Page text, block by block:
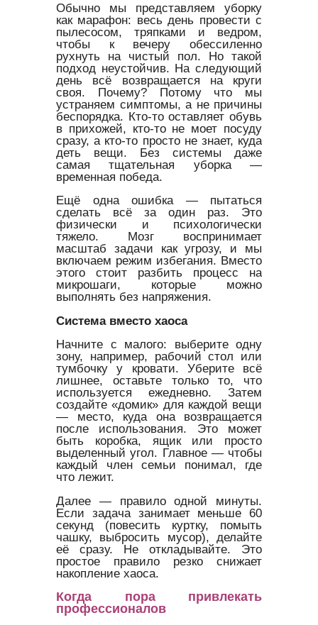
Обычно мы представляем уборку
как марафон: весь день провести с
пылесосом, тряпками и ведром,
чтобы к вечеру обессиленно
рухнуть на чистый пол. Но такой
подход неустойчив. На следующий
день всё возвращается на круги
своя. Почему? Потому что мы
устраняем симптомы, а не причины
беспорядка. Кто-то оставляет обувь
в прихожей, кто-то не моет посуду
сразу, а кто-то просто не знает, куда
деть вещи. Без системы даже
самая тщательная уборка —
временная победа.
Ещё одна ошибка — пытаться
сделать всё за один раз. Это
физически и психологически
тяжело. Мозг воспринимает
масштаб задачи как угрозу, и мы
включаем режим избегания. Вместо
этого стоит разбить процесс на
микрошаги, которые можно
выполнять без напряжения.
Система вместо хаоса
Начните с малого: выберите одну
зону, например, рабочий стол или
тумбочку у кровати. Уберите всё
лишнее, оставьте только то, что
используется ежедневно. Затем
создайте «домик» для каждой вещи
— место, куда она возвращается
после использования. Это может
быть коробка, ящик или просто
выделенный угол. Главное — чтобы
каждый член семьи понимал, где
что лежит.
Далее — правило одной минуты.
Если задача занимает меньше 60
секунд (повесить куртку, помыть
чашку, выбросить мусор), делайте
её сразу. Не откладывайте. Это
простое правило резко снижает
накопление хаоса.
Когда пора привлекать
профессионалов